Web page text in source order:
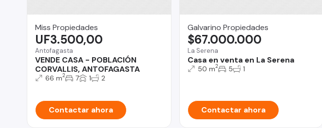
Miss Propiedades
Antofagasta
VENDE CASA - POBLACIÓN
CORVALLIS, ANTOFAGASTA
UF3.500,00
66 m2 7 1 2
Contactar ahora
Galvarino Propiedades
La Serena
Casa en venta en La Serena
$67.000.000
50 m2 5 1
Contactar ahora